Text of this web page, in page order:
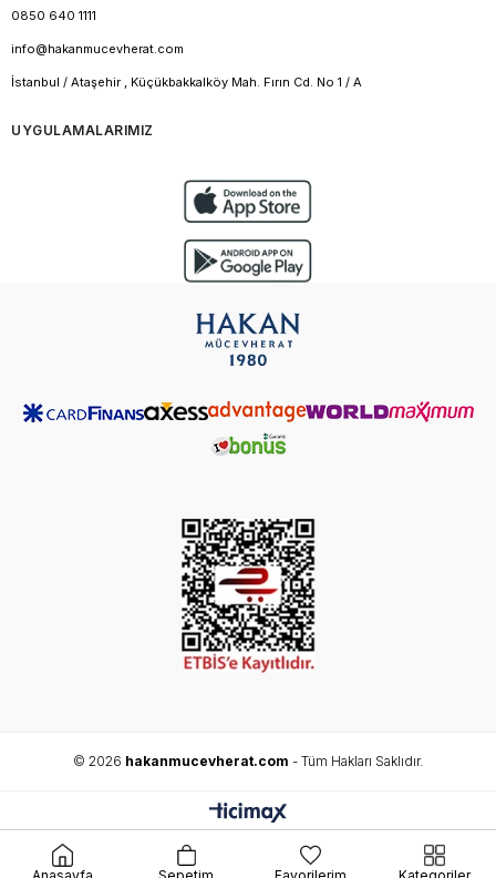
0850 640 1111
info@hakanmucevherat.com
İstanbul / Ataşehir , Küçükbakkalköy Mah. Fırın Cd. No 1 / A
UYGULAMALARIMIZ
© 2026 hakanmucevherat.com - Tüm Hakları Saklıdır.